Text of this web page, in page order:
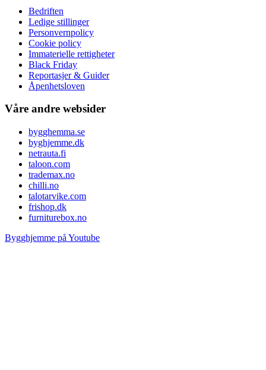
Bedriften
Ledige stillinger
Personvernpolicy
Cookie policy
Immaterielle rettigheter
Black Friday
Reportasjer & Guider
Åpenhetsloven
Våre andre websider
bygghemma.se
byghjemme.dk
netrauta.fi
taloon.com
trademax.no
chilli.no
talotarvike.com
frishop.dk
furniturebox.no
Bygghjemme på Youtube